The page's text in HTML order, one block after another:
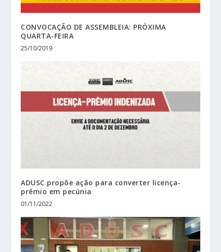
CONVOCAÇÃO DE ASSEMBLEIA: PRÓXIMA
QUARTA-FEIRA
25/10/2019
ADUSC propõe ação para converter licença-
prêmio em pecúnia
01/11/2022